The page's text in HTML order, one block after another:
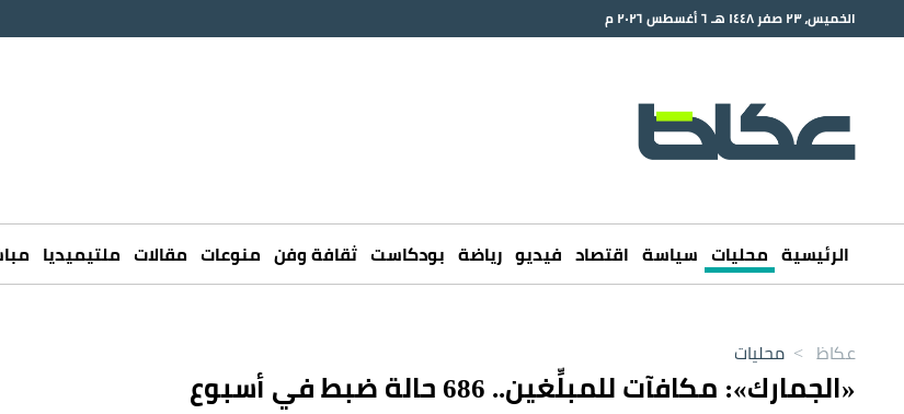
الخميس، ٢٣ صفر ١٤٤٨ هـ ٦ أغسطس ٢٠٢٦ م
الرئيسية محليات سياسة اقتصاد فيديو رياضة بودكاست ثقافة وفن منوعات مقالات ملتيميديا
عكاظ > محليات
«الجمارك»: مكافآت للمبلِّغين.. 686 حالة ضبط في أسبوع